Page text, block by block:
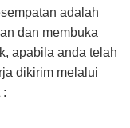
adalah
dan membuka
apabila anda telah
dikirim melalui
: